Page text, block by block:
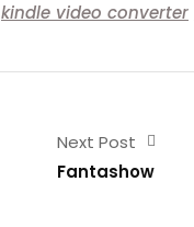
kindle video converter
Next Post
Fantashow